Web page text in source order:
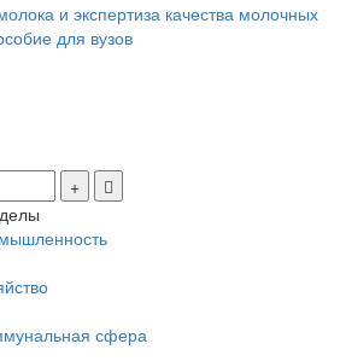
и экспертиза качества молочных
для вузов
сфера